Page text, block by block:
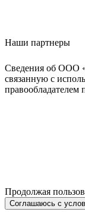
Наши партнеры
Сведения об ООО
связанную с
Продолжая
Соглашаюсь с